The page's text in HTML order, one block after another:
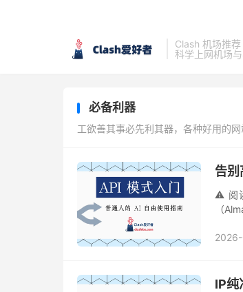
Clash 机场推荐
科学上网机场
必备利器
工欲善其事必先利其器，各种好用的
告别
⚠️ 阅
（
IP纯